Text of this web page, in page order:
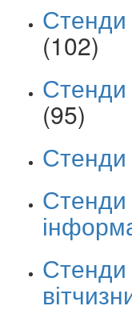
Стенди
(102)
Стенди
(95)
Стенди
Стенди
Стенди